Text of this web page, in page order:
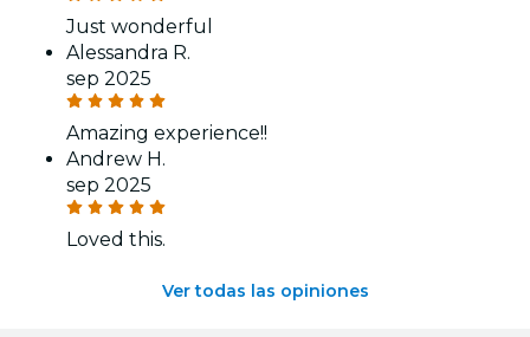
Just wonderful
Alessandra R.
sep 2025
Amazing experience!!
Andrew H.
sep 2025
Loved this.
Ver todas las opiniones